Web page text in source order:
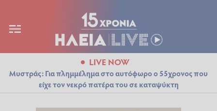
LIVE NOW
Μυστράς: Για πλημμέλημα στο αυτόφωρο ο 55χρονος που
είχε τον νεκρό πατέρα του σε καταψύκτη